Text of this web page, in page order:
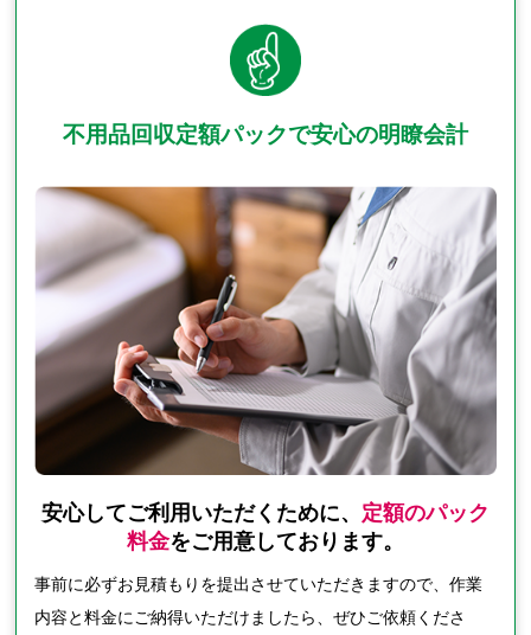
不用品回収定額パックで安心の明瞭会計
安心してご利用いただくために、 定額のパック
料金をご用意しております。
事前に必ずお見積もりを提出させていただきますので、作業
内容と料金にご納得いただけましたら、ぜひご依頼くださ